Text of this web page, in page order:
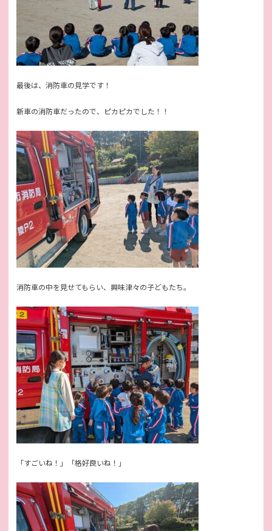
最後は、消防車の見学です！
新車の消防車だったので、ピカピカでした！！
消防車の中を見せてもらい、興味津々の子どもたち。
「すごいね！」「格好良いね！」